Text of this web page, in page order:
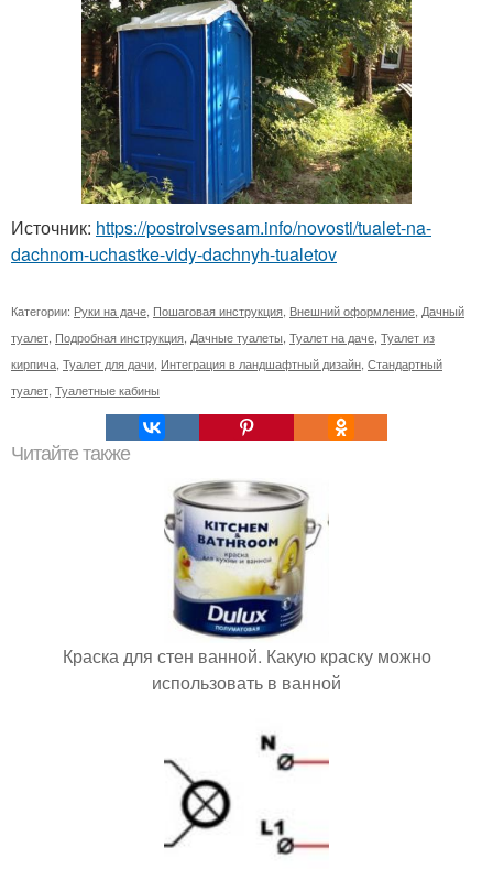
Источник: https://postroivsesam.info/novosti/tualet-na-
dachnom-uchastke-vidy-dachnyh-tualetov
Категории: Руки на даче, Пошаговая инструкция, Внешний оформление, Дачный
туалет, Подробная инструкция, Дачные туалеты, Туалет на даче, Туалет из
кирпича, Туалет для дачи, Интеграция в ландшафтный дизайн, Стандартный
туалет, Туалетные кабины
Читайте также
Краска для стен ванной. Какую краску можно
использовать в ванной